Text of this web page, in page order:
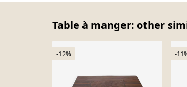
Table à manger: other
-12% -